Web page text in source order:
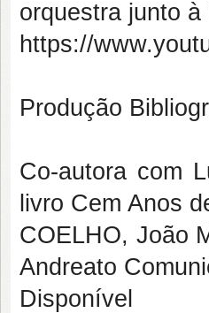
orquestra junto
https://
Produção
Co-autora com
livro Cem Anos
COELHO, João
Andreato
Disponível